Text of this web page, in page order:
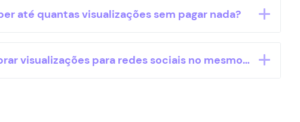
até quantas visualizações sem pagar nada?
visualizações para redes sociais no mesmo site?